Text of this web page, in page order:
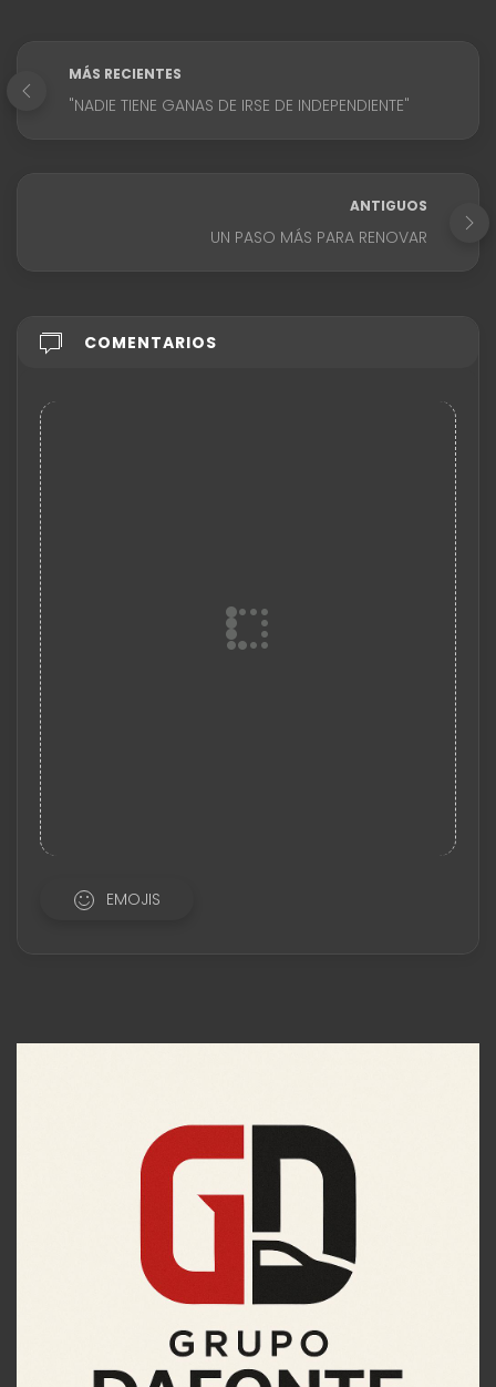
MÁS RECIENTES
"NADIE TIENE GANAS DE IRSE DE INDEPENDIENTE"
ANTIGUOS
UN PASO MÁS PARA RENOVAR
COMENTARIOS
EMOJIS